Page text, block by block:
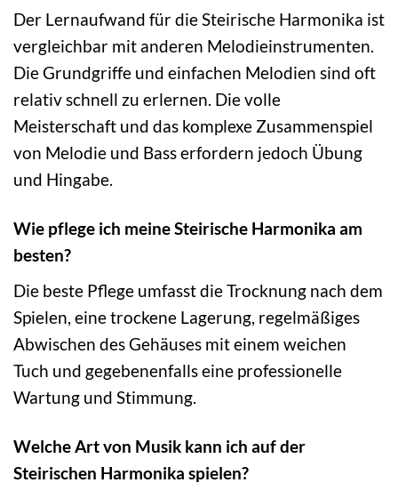
Der Lernaufwand für die Steirische Harmonika ist
vergleichbar mit anderen Melodieinstrumenten.
Die Grundgriffe und einfachen Melodien sind oft
relativ schnell zu erlernen. Die volle
Meisterschaft und das komplexe Zusammenspiel
von Melodie und Bass erfordern jedoch Übung
und Hingabe.
Wie pflege ich meine Steirische Harmonika am
besten?
Die beste Pflege umfasst die Trocknung nach dem
Spielen, eine trockene Lagerung, regelmäßiges
Abwischen des Gehäuses mit einem weichen
Tuch und gegebenenfalls eine professionelle
Wartung und Stimmung.
Welche Art von Musik kann ich auf der
Steirischen Harmonika spielen?